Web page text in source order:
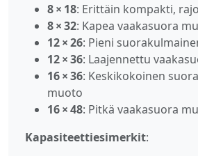
8 × 18: Erittäin kompakti,
8 × 32: Kapea vaakasuora
12 × 26: Pieni
12 × 36: Laajennettu
16 × 36: Keskikokoinen
muoto
16 × 48: Pitkä vaakasuora
Kapasiteettiesimerkit: